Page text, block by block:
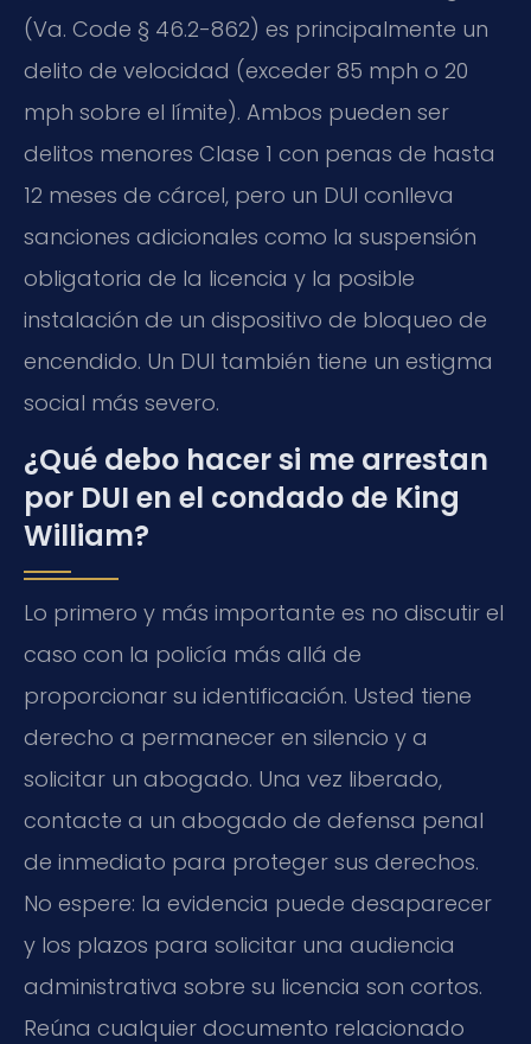
(Va. Code § 46.2-862) es principalmente un
delito de velocidad (exceder 85 mph o 20
mph sobre el límite). Ambos pueden ser
delitos menores Clase 1 con penas de hasta
12 meses de cárcel, pero un DUI conlleva
sanciones adicionales como la suspensión
obligatoria de la licencia y la posible
instalación de un dispositivo de bloqueo de
encendido. Un DUI también tiene un estigma
social más severo.
¿Qué debo hacer si me arrestan
por DUI en el condado de King
William?
Lo primero y más importante es no discutir el
caso con la policía más allá de
proporcionar su identificación. Usted tiene
derecho a permanecer en silencio y a
solicitar un abogado. Una vez liberado,
contacte a un abogado de defensa penal
de inmediato para proteger sus derechos.
No espere: la evidencia puede desaparecer
y los plazos para solicitar una audiencia
administrativa sobre su licencia son cortos.
Reúna cualquier documento relacionado